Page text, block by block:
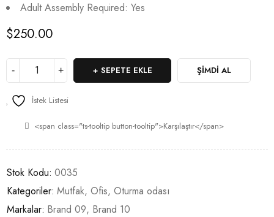
üzerinden
4.00
aldı
Adult Assembly Required: Yes
$250.00
SEPETE EKLE ŞIMDI AL
İstek Listesi
<span class="ts-tooltip button-tooltip">Karşılaştır</span>
Stok Kodu: 0035
Kategoriler: Mutfak, Ofis, Oturma odası
Markalar: Brand 09, Brand 10